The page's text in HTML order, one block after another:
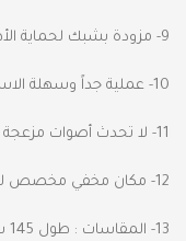
9- مزودة بشبك لحماية الأطفال 🔥
10- عملية جداً وسهلة الاستخدام 🔥
11- لا تحدث أصوات مزعجة عند تشغيل الصوبة 🔥
12- مكان مخفي مخصص لجرة الغاز بداخلها 🔥
13- المقاسات : طول 145 سم , عرض 40 سم